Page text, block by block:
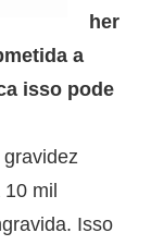
her
a
isso pode
mil
Isso